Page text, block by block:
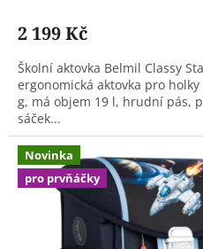
2 199 Kč
Školní aktovka Belmil Classy
ergonomická aktovka pro
g, má objem 19 l, hrudní pás,
sáček...
Novinka
pro prvňáčky